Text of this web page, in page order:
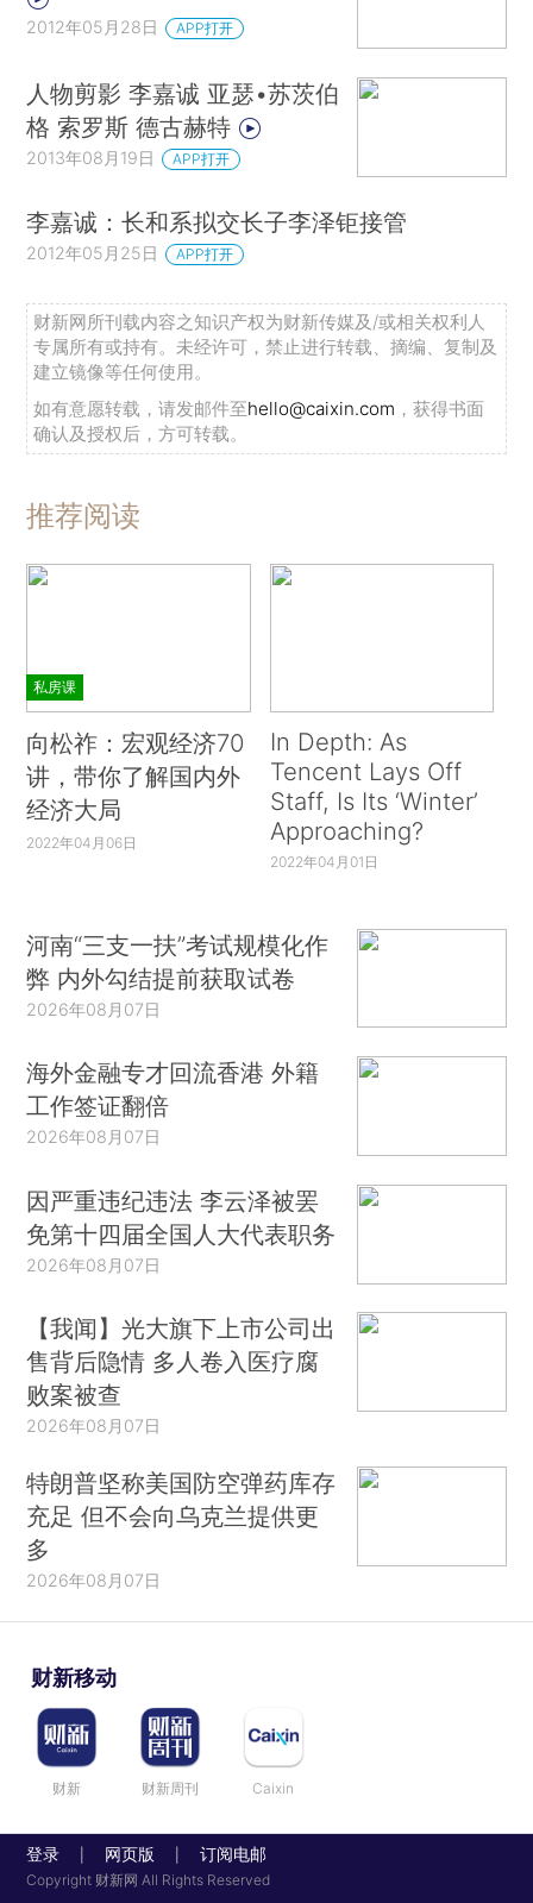
2012年05月28日 APP打开
人物剪影 李嘉诚 亚瑟•苏茨伯
格 索罗斯 德古赫特
2013年08月19日 APP打开
李嘉诚：长和系拟交长子李泽钜接管
2012年05月25日 APP打开
财新网所刊载内容之知识产权为财新传媒及/或相关权利人
专属所有或持有。未经许可，禁止进行转载、摘编、复制及
建立镜像等任何使用。
如有意愿转载，请发邮件至hello@caixin.com ，获得书面
确认及授权后，方可转载。
推荐阅读
私房课
向松祚：宏观经济70
讲，带你了解国内外
经济大局
2022年04月06日
In Depth: As
Tencent Lays Off
Staff, Is Its ‘Winter’
Approaching?
2022年04月01日
河南“三支一扶”考试规模化作
弊 内外勾结提前获取试卷
2026年08月07日
海外金融专才回流香港 外籍
工作签证翻倍
2026年08月07日
因严重违纪违法 李云泽被罢
免第十四届全国人大代表职务
2026年08月07日
【我闻】光大旗下上市公司出
售背后隐情 多人卷入医疗腐
败案被查
2026年08月07日
特朗普坚称美国防空弹药库存
充足 但不会向乌克兰提供更
多
2026年08月07日
财新移动
财新 财新周刊 Caixin
登录 网页版 订阅电邮
Copyright 财新网 All Rights Reserved